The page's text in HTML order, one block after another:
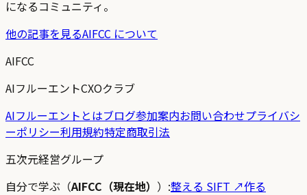
になるコミュニティ。
他の記事を見るAIFCC について
AIFCC
AIフルーエントCXOクラブ
AIフルーエントとはブログ参加案内お問い合わせプライバシ
ーポリシー利用規約特定商取引法
五次元経営グループ
自分で学ぶ（AIFCC（現在地） ）:整える SIFT ↗作る